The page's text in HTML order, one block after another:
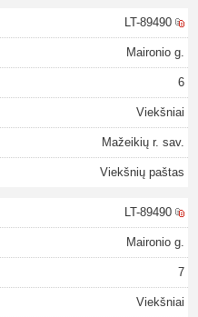
LT-89490
Maironio g.
6
Viekšniai
Mažeikių r. sav.
Viekšnių paštas
LT-89490
Maironio g.
7
Viekšniai